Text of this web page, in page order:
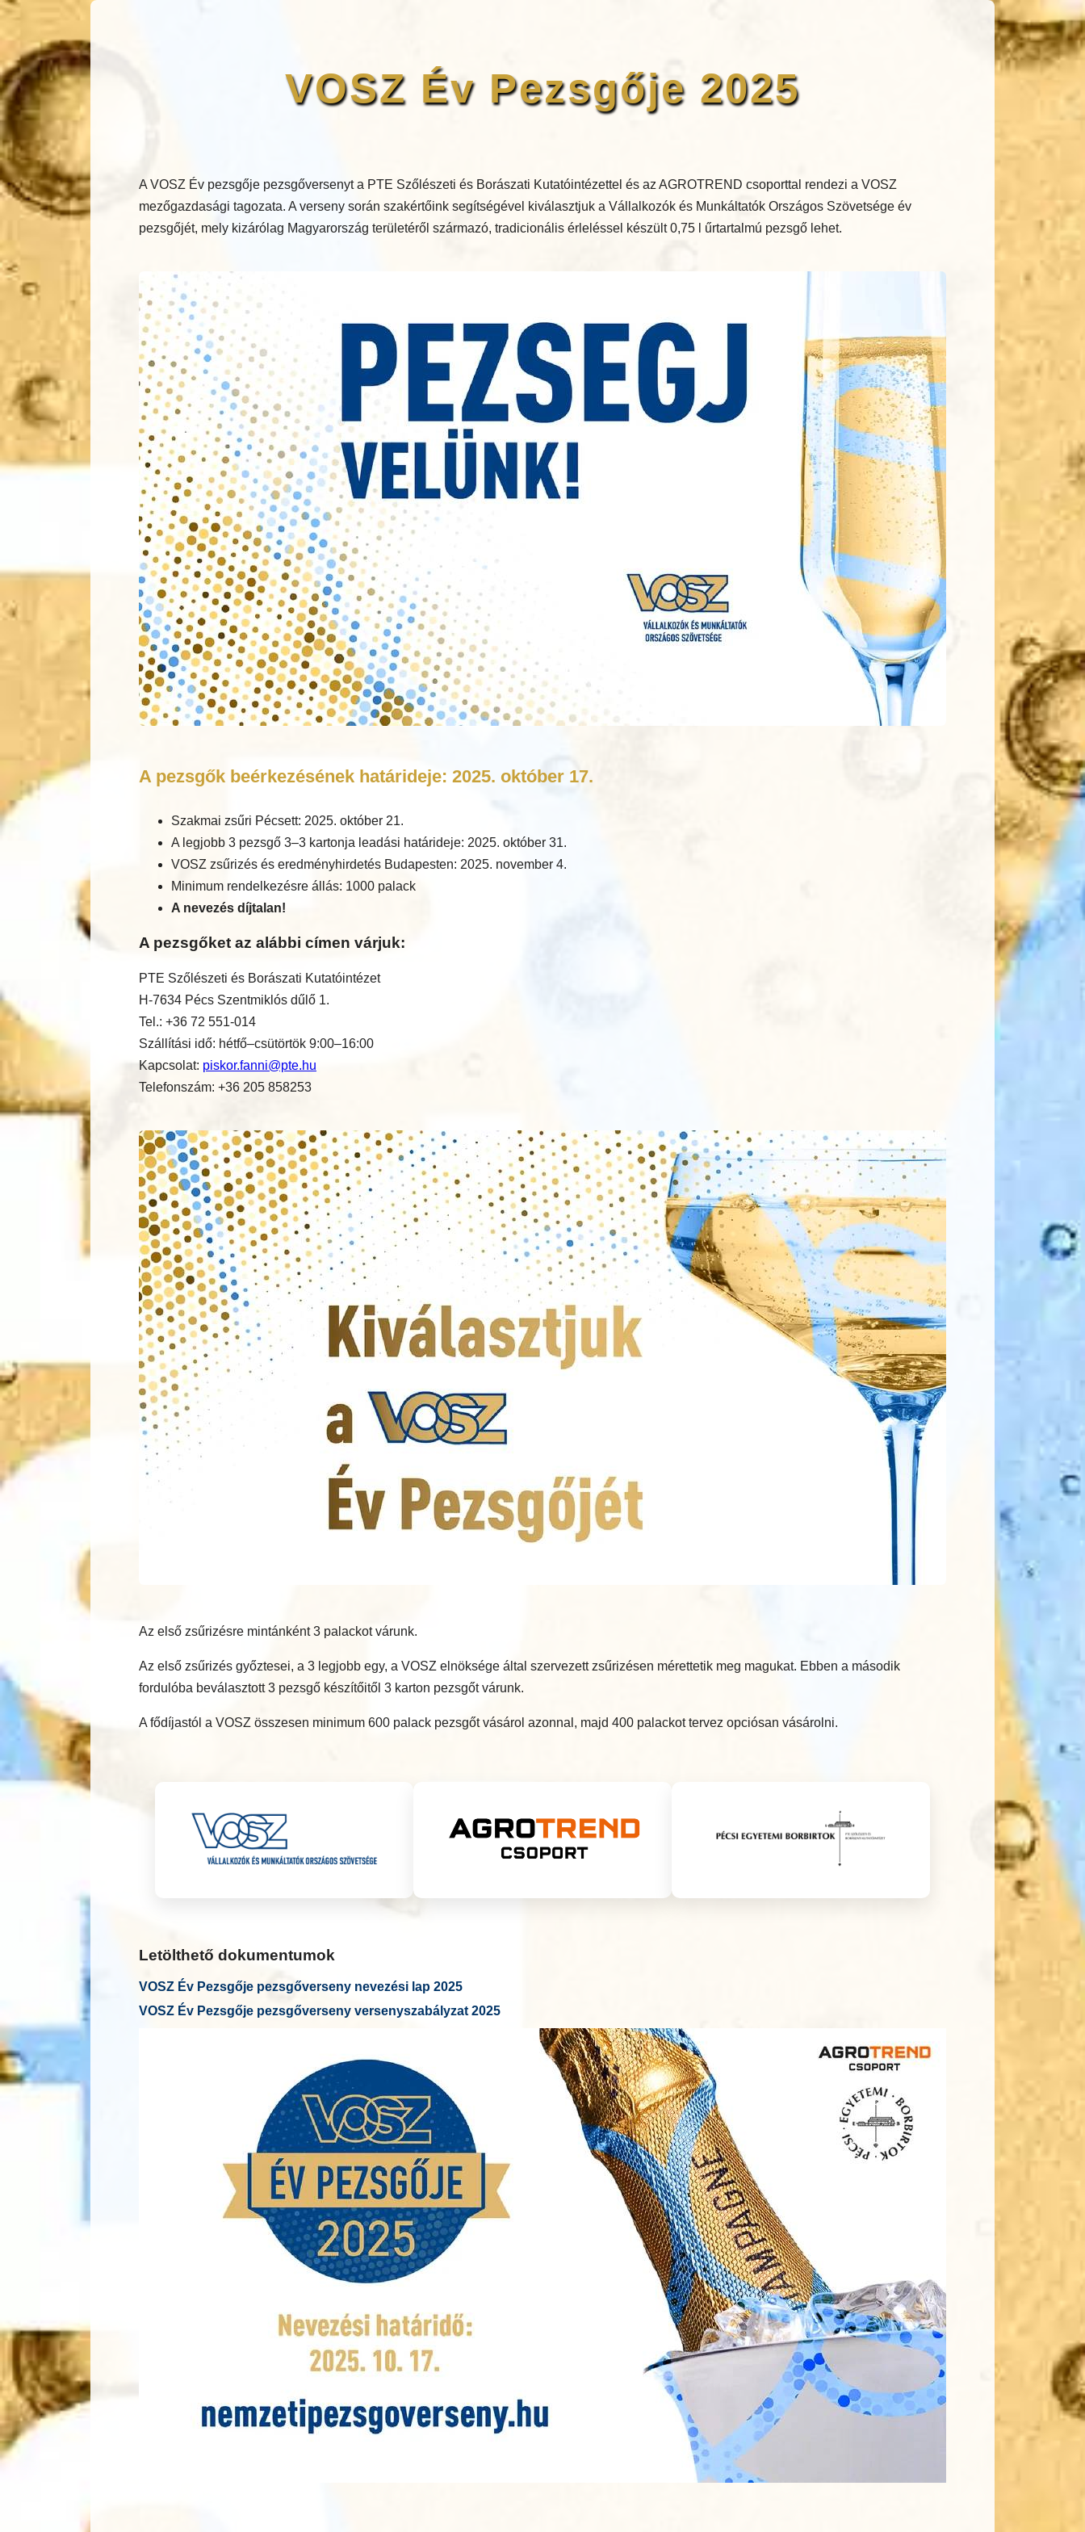
VOSZ Év Pezsgője 2025
A VOSZ Év pezsgője pezsgőversenyt a PTE Szőlészeti és Borászati Kutatóintézettel és az AGROTREND csoporttal rendezi a VOSZ
mezőgazdasági tagozata. A verseny során szakértőink segítségével kiválasztjuk a Vállalkozók és Munkáltatók Országos Szövetsége év
pezsgőjét, mely kizárólag Magyarország területéről származó, tradicionális érleléssel készült 0,75 l űrtartalmú pezsgő lehet.
A pezsgők beérkezésének határideje: 2025. október 17.
Szakmai zsűri Pécsett: 2025. október 21.
A legjobb 3 pezsgő 3–3 kartonja leadási határideje: 2025. október 31.
VOSZ zsűrizés és eredményhirdetés Budapesten: 2025. november 4.
Minimum rendelkezésre állás: 1000 palack
A nevezés díjtalan!
A pezsgőket az alábbi címen várjuk:
PTE Szőlészeti és Borászati Kutatóintézet
H-7634 Pécs Szentmiklós dűlő 1.
Tel.: +36 72 551-014
Szállítási idő: hétfő–csütörtök 9:00–16:00
Kapcsolat: piskor.fanni@pte.hu
Telefonszám: +36 205 858253
Az első zsűrizésre mintánként 3 palackot várunk.
Az első zsűrizés győztesei, a 3 legjobb egy, a VOSZ elnöksége által szervezett zsűrizésen mérettetik meg magukat. Ebben a második
fordulóba beválasztott 3 pezsgő készítőitől 3 karton pezsgőt várunk.
A fődíjastól a VOSZ összesen minimum 600 palack pezsgőt vásárol azonnal, majd 400 palackot tervez opciósan vásárolni.
Letölthető dokumentumok
VOSZ Év Pezsgője pezsgőverseny nevezési lap 2025
VOSZ Év Pezsgője pezsgőverseny versenyszabályzat 2025